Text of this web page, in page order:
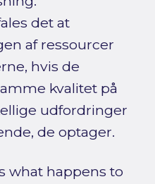
det at
af ressourcer
hvis de
kvalitet på
udfordringer
de optager.
what happens to